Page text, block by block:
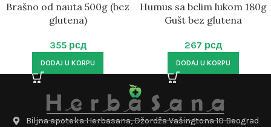
Brašno od nauta 500g (bez
glutena)
355 рсд
DODAJ U KORPU
Humus sa belim lukom 180g
Gušt bez glutena
267 рсд
DODAJ U KORPU
Biljna apoteka Herbasana, Džordža Vašingtona 10 Beograd